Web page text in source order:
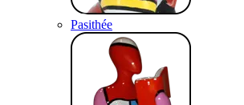
Pasithée